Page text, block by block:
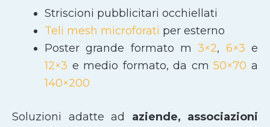
Striscioni pubblicitari occhiellati
Teli mesh microforati per esterno
Poster grande formato m3×2, 6×3 e
12×3 e medio formato, da cm50×70 a
140×200
Soluzioni adatte ad aziende, associazioni